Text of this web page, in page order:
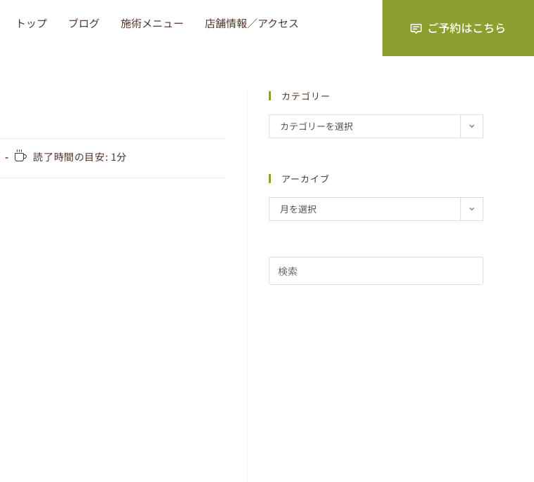
トップ ブログ 施術メニュー 店舗情報／アクセス
読了時間の目安: 1分
カテゴリー
カテゴリーを選択
アーカイブ
月を選択